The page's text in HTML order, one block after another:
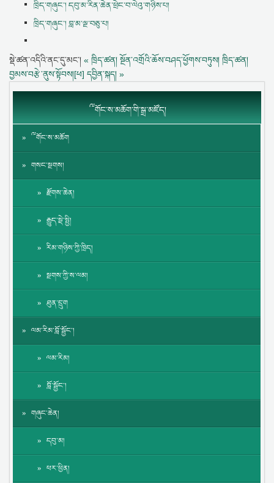
ཁྲིད་གཞུང་། དབུ་མ་རིན་ཆེན་ཕྲེང་བ་ལེའུ་གཉིས་པ།
ཁྲིད་གཞུང་། བླ་མ་ལྔ་བཅུ་པ།
སྡེ་ཚན་འདིའི་ནང་དུ་མང་། « ཁྲིད་ཚན། སྔོན་འགྲོའི་ཆོས་བཤད་ཕྱོགས་བཏུས། ཁྲིད་ཚན།
བྱམས་བརྩེ་ནུས་སྟོབས།[ཕ] དབྱིན་སྐད། »
༸གོང་ས་མཆོག་གི་སྒྲ་མཛོད།
༸གོང་ས་མཆོག
གསང་སྔགས།
རྫོགས་ཆེན།
རྒྱུད་སྡེ་སྤྱི།
རིམ་གཉིས་ཀྱི་ཁྲིད།
སྔགས་ཀྱི་ས་ལམ།
ཐུན་དྲུག
ལམ་རིམ་བློ་སྦྱོང་།
ལམ་རིམ།
བློ་སྦྱོང་།
གཞུང་ཆེན།
དབུ་མ།
ཕར་ཕྱིན།